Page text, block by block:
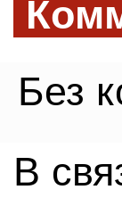
Без
В